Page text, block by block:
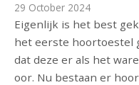
29 October 2024
Eigenlijk is het best
het eerste hoortoestel
dat deze er als het
oor. Nu bestaan er